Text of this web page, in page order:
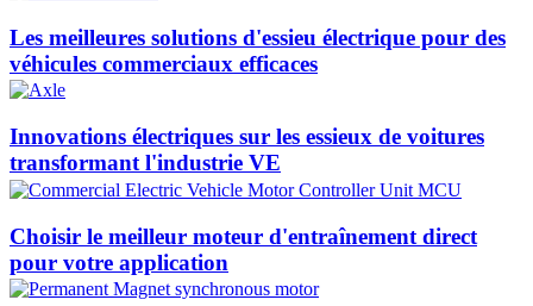
Les meilleures solutions d'essieu électrique pour des
véhicules commerciaux efficaces
Innovations électriques sur les essieux de voitures
transformant l'industrie VE
Choisir le meilleur moteur d'entraînement direct
pour votre application